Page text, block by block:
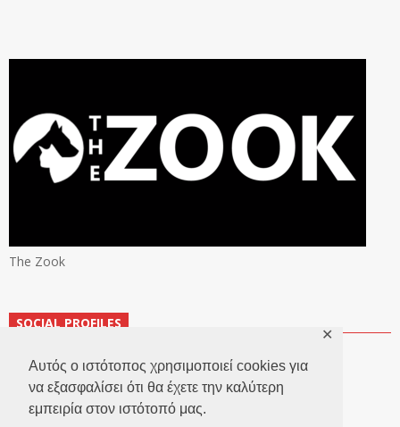
Αυτός ο ιστότοπος χρησιμοποιεί cookies για
να εξασφαλίσει ότι θα έχετε την καλύτερη
εμπειρία στον ιστότοπό μας.
✕
The Zook
SOCIAL PROFILES